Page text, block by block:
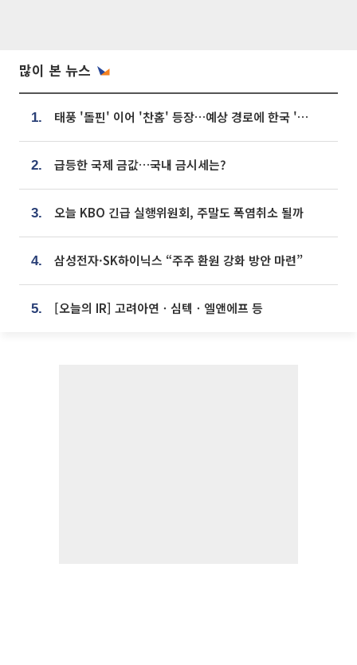
많이 본 뉴스
1. 태풍 '돌핀' 이어 '찬홈' 등장…예상 경로에 한국 '한숨'
2. 급등한 국제 금값…국내 금시세는?
3. 오늘 KBO 긴급 실행위원회, 주말도 폭염취소 될까
4. 삼성전자·SK하이닉스 “주주 환원 강화 방안 마련”
5. [오늘의 IR] 고려아연ㆍ심텍ㆍ엘앤에프 등